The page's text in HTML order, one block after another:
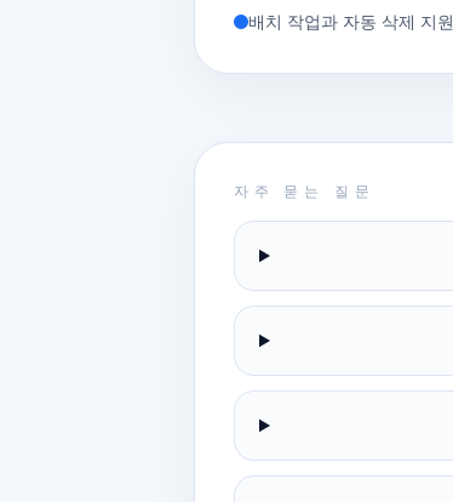
배치 작업과 자동 삭제 지원
자주 묻는 질문